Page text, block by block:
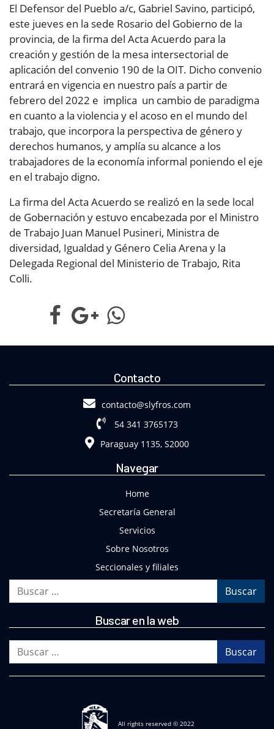
El Defensor del Pueblo a/c, Gabriel Savino, participó,
este jueves en la sede Rosario del Gobierno de la
provincia, de la firma del Acta Acuerdo para la
creación y gestión de la mesa intersectorial de
aplicación del convenio 190 de la OIT. Dicho convenio
entrará en vigencia en nuestro país a partir de
febrero del 2022 e implica un cambio de paradigma
en cuanto a la violencia y el acoso en el mundo del
trabajo, que incorpora la perspectiva de género y
derechos humanos, y amplía su alcance a los
trabajadores de la economía informal poniendo el eje
en el trabajo digno.
La firma del Acta Acuerdo se realizó en la sede local
de Gobernación y estuvo encabezada por el Ministro
de Trabajo Juan Manuel Pusineri, Ministra de
diversidad, Igualdad y Género Celia Arena y la
Delegada Regional del Ministerio de Trabajo, Rita
Colli.
Contacto
contacto@slyfros.com
54 341 3765173
Paraguay 1135, S2000
Navegar
Home
Secretaría General
Servicios
Sobre Nosotros
Seccionales y filiales
Buscar en la web
All rights reserved © 2022